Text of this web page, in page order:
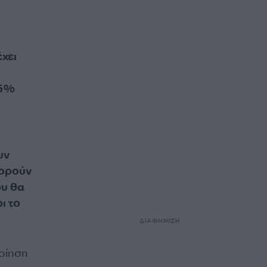
θα
το
ΔΙΑΦΗΜΙΣΗ